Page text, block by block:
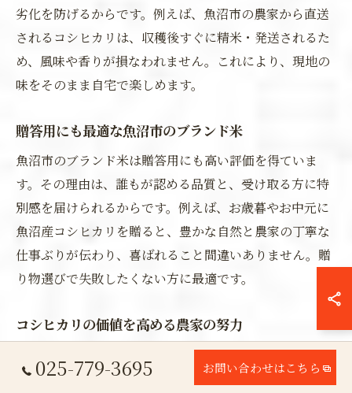
劣化を防げるからです。例えば、魚沼市の農家から直送
されるコシヒカリは、収穫後すぐに精米・発送されるた
め、風味や香りが損なわれません。これにより、現地の
味をそのまま自宅で楽しめます。
贈答用にも最適な魚沼市のブランド米
魚沼市のブランド米は贈答用にも高い評価を得ていま
す。その理由は、誰もが認める品質と、受け取る方に特
別感を届けられるからです。例えば、お歳暮やお中元に
魚沼産コシヒカリを贈ると、豊かな自然と農家の丁寧な
仕事ぶりが伝わり、喜ばれること間違いありません。贈
り物選びで失敗したくない方に最適です。
コシヒカリの価値を高める農家の努力
コシヒカリの価値を支えるのは、魚沼農家の誠実で丁寧
な姿勢です。なぜなら、気候や土壌を見極め、手間を惜
025-779-3695 お問い合わせはこちら